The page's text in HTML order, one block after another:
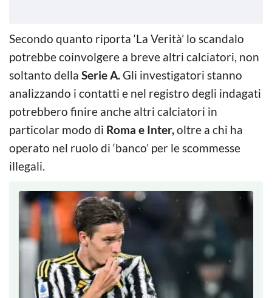
Secondo quanto riporta ‘La Verità’ lo scandalo
potrebbe coinvolgere a breve altri calciatori, non
soltanto della Serie A. Gli investigatori stanno
analizzando i contatti e nel registro degli indagati
potrebbero finire anche altri calciatori in
particolar modo di Roma e Inter,oltre a chi ha
operato nel ruolo di ‘banco’ per le scommesse
illegali.